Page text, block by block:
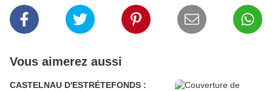
Vous aimerez aussi
CASTELNAU D'ESTRÉTEFONDS :